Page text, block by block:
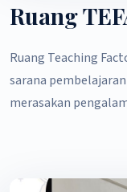
Ruang
Ruang Teaching
sarana
merasakan